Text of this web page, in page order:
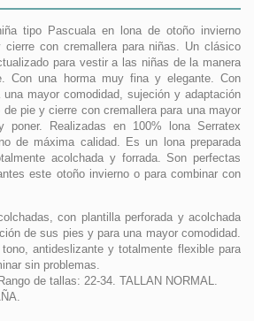
tipo Pascuala en lona de otoño invierno
cierre con cremallera para niñas. Un clásico
para vestir a las niñas de la manera
Con una horma muy fina y elegante. Con
mayor comodidad, sujeción y adaptación
pie y cierre con cremallera para una mayor
poner. Realizadas en 100% lona Serratex
de máxima calidad. Es un lona preparada
acolchada y forrada. Son perfectas
este otoño invierno o para combinar con
con plantilla perforada y acolchada
de sus pies y para una mayor comodidad.
antideslizante y totalmente flexible para
sin problemas.
de tallas: 22-34. TALLAN NORMAL.